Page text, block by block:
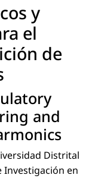
y
el
de
and
Distrital
Investigación en